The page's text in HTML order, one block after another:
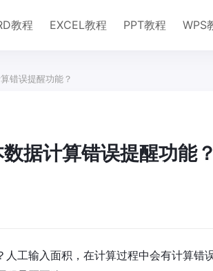
教程 EXCEL教程 PPT教程 WPS
错误提醒功能？
据计算错误提醒功能？
工输入面积，在计算过程中会有计算错